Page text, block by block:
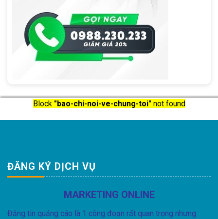
Block "bao-chi-noi-ve-chung-toi" not found
ĐĂNG KÝ DỊCH VỤ
MARKETING ONLINE
Đăng tin quảng cáo là 1 công đoạn rất quan trọng nhưng